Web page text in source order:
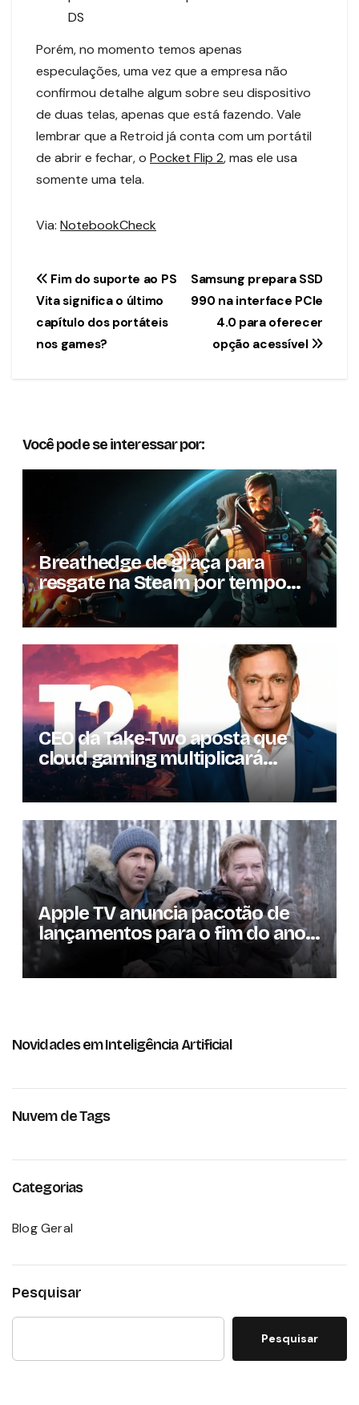
DS
Porém, no momento temos apenas
especulações, uma vez que a empresa não
confirmou detalhe algum sobre seu dispositivo
de duas telas, apenas que está fazendo. Vale
lembrar que a Retroid já conta com um portátil
de abrir e fechar, o Pocket Flip 2, mas ele usa
somente uma tela.
Via: NotebookCheck
Navegação
de
Post
Samsung prepara SSD
990 na interface PCIe
4.0 para oferecer
opção acessível
Fim do suporte ao PS
Vita significa o último
capítulo dos portáteis
nos games?
Você pode se interessar por:
Breathedge de graça para
resgate na Steam por tempo
limitado
CEO da Take-Two aposta que
cloud gaming multiplicará
mercado de jogos por 10 em três
anos
Apple TV anuncia pacotão de
lançamentos para o fim do ano;
conheça as produções
Novidades em Inteligência Artificial
Nuvem de Tags
Categorias
Blog Geral
Pesquisar
Pesquisar